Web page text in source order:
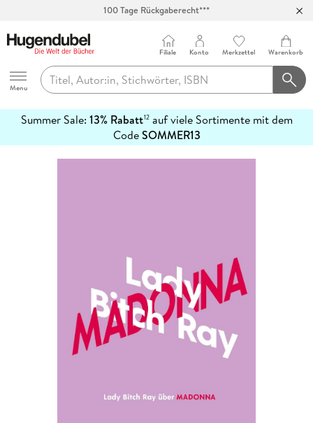
100 Tage Rückgaberecht***
Hugendubel
Menu
Filiale Konto Merkzettel Warenkorb
Summer Sale: 13% Rabatt12auf viele Sortimente mit dem
CodeSOMMER13
erfahren